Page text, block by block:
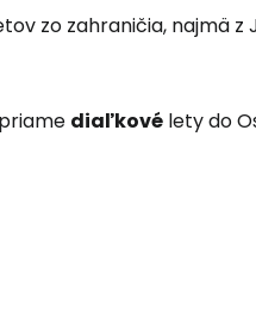
zo zahraničia, najmä z
diaľkové lety do
sa